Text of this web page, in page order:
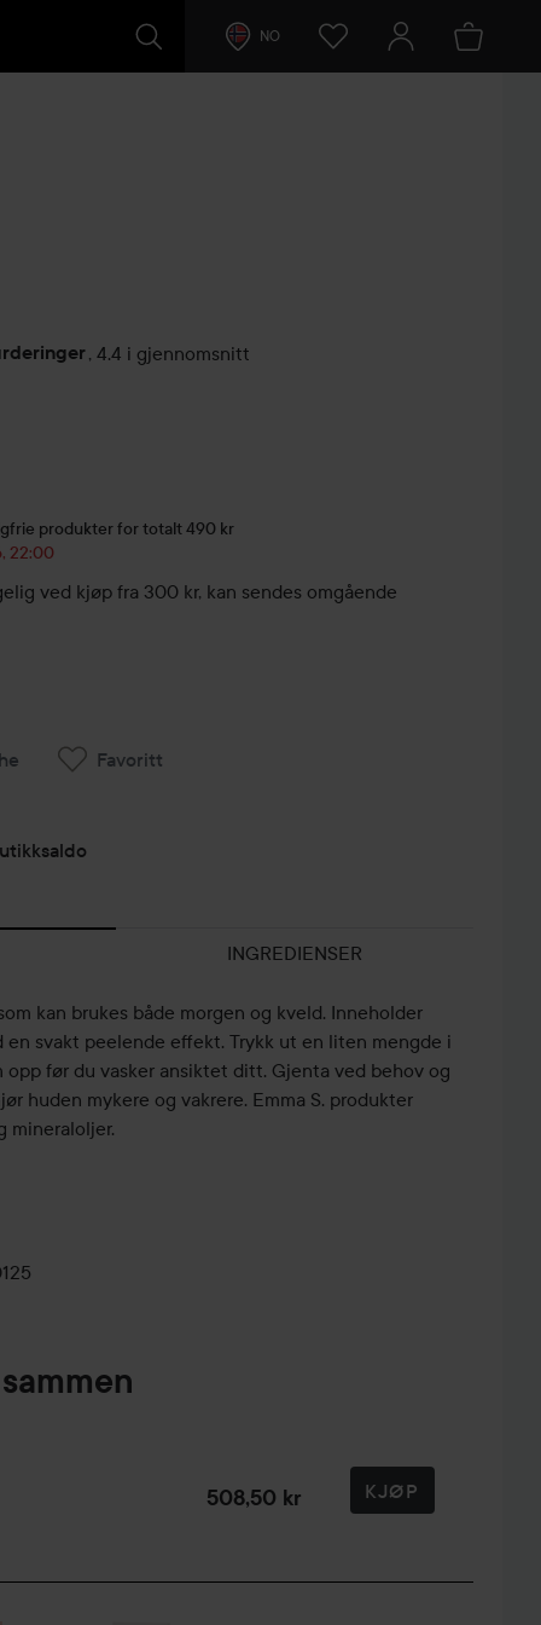
NO
, 4.4 i gjennomsnitt
produkter for totalt 490 kr
22:00
ved kjøp fra 300 kr, kan sendes omgående
Favoritt
INGREDIENSER
kan brukes både morgen og kveld. Inneholder
en svakt peelende effekt. Trykk ut en liten mengde i
før du vasker ansiktet ditt. Gjenta ved behov og
huden mykere og vakrere. Emma S. produkter
mineraloljer.
508,50 kr KJØP